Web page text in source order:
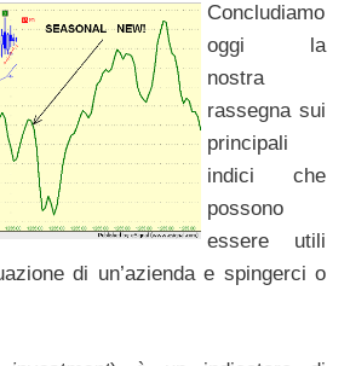
Concludiamo
oggi la
nostra
rassegna sui
principali
indici che
possono
essere utili
di un’azienda e spingerci o